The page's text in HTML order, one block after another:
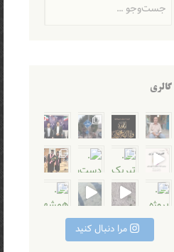
گالری
بازگشتعلیرضا تجلی
ایشا
کمک به بازس
و پویا محمدی عزیز ب
Instagram
و احترام، آرامستان‌های
مرا دنبال کنید